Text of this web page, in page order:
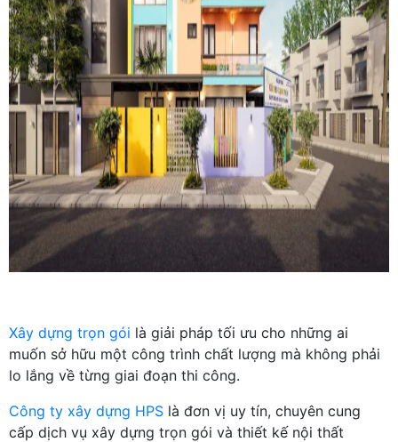
Xây dựng trọn gói là giải pháp tối ưu cho những ai
muốn sở hữu một công trình chất lượng mà không phải
lo lắng về từng giai đoạn thi công.
Công ty xây dựng HPS là đơn vị uy tín, chuyên cung
cấp dịch vụ xây dựng trọn gói và thiết kế nội thất